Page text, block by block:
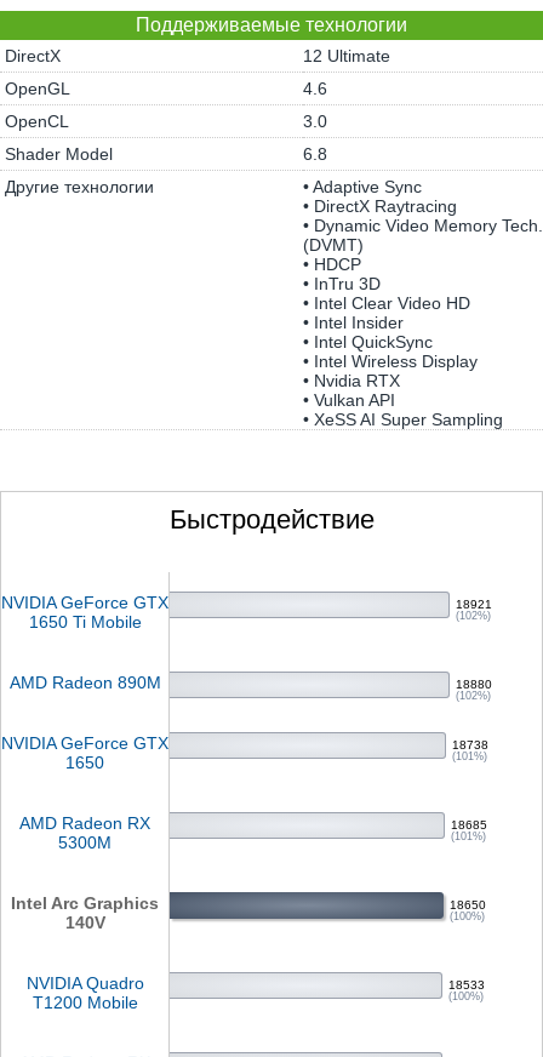
Поддерживаемые технологии
DirectX
12 Ultimate
OpenGL
4.6
OpenCL
3.0
Shader Model
6.8
Другие технологии
• Adaptive Sync
• DirectX Raytracing
• Dynamic Video Memory Tech.
(DVMT)
• HDCP
• InTru 3D
• Intel Clear Video HD
• Intel Insider
• Intel QuickSync
• Intel Wireless Display
• Nvidia RTX
• Vulkan API
• XeSS AI Super Sampling
Быстродействие
NVIDIA GeForce GTX
1650 Ti Mobile
18921
(102%)
AMD Radeon 890M 18880
(102%)
NVIDIA GeForce GTX
1650
18738
(101%)
AMD Radeon RX
5300M
18685
(101%)
Intel Arc Graphics
140V
18650
(100%)
NVIDIA Quadro
T1200 Mobile
18533
(100%)